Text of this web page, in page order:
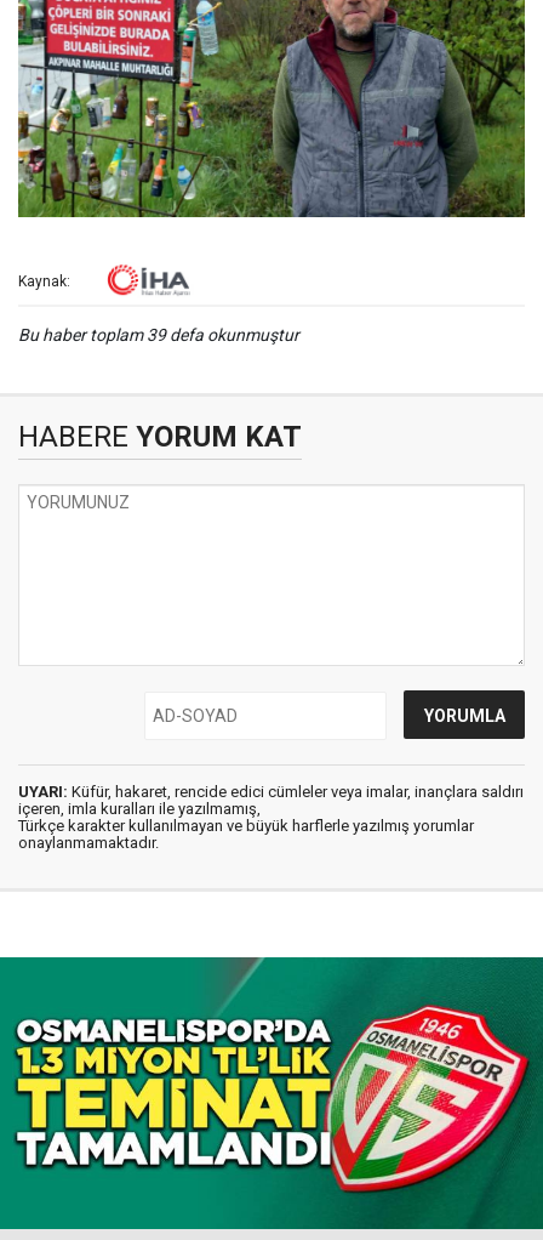
Kaynak:
Bu haber toplam 39 defa okunmuştur
HABERE YORUM KAT
UYARI: Küfür, hakaret, rencide edici cümleler veya imalar, inançlara saldırı
içeren, imla kuralları ile yazılmamış,
Türkçe karakter kullanılmayan ve büyük harflerle yazılmış yorumlar
onaylanmamaktadır.